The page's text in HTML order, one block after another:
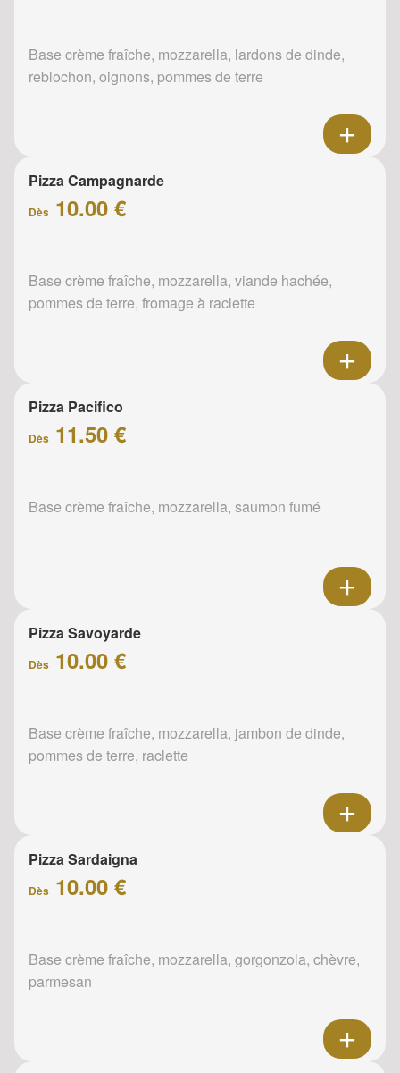
Base crème fraîche, mozzarella, lardons de dinde,
reblochon, oignons, pommes de terre
Pizza Campagnarde
Dès 10.00 €
Base crème fraîche, mozzarella, viande hachée,
pommes de terre, fromage à raclette
Pizza Pacifico
Dès 11.50 €
Base crème fraîche, mozzarella, saumon fumé
Pizza Savoyarde
Dès 10.00 €
Base crème fraîche, mozzarella, jambon de dinde,
pommes de terre, raclette
Pizza Sardaigna
Dès 10.00 €
Base crème fraîche, mozzarella, gorgonzola, chèvre,
parmesan